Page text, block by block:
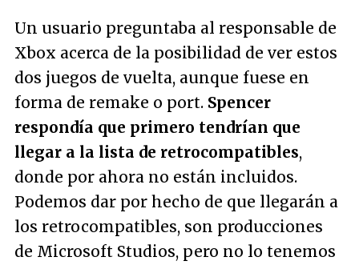
Un usuario preguntaba al responsable de
Xbox acerca de la posibilidad de ver estos
dos juegos de vuelta, aunque fuese en
forma de remake o port. Spencer
respondía que primero tendrían que
llegar a la lista de retrocompatibles,
donde por ahora no están incluidos.
Podemos dar por hecho de que llegarán a
los retrocompatibles, son producciones
de Microsoft Studios, pero no lo tenemos